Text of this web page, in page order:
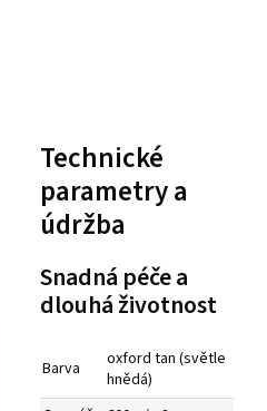
Technické
parametry a
údržba
Snadná péče a
dlouhá životnost
Barva
oxford tan (světle
hnědá)